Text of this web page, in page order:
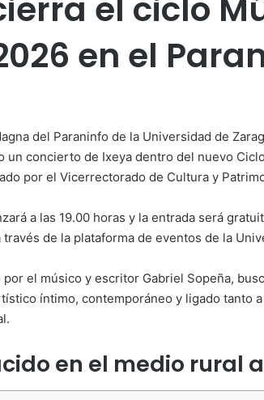
el ciclo
en el
del Paraninfo de la Universidad de
un concierto de Ixeya dentro del nuevo
por el Vicerrectorado de Cultura y
a las 19.00 horas y la entrada será
de la plataforma de eventos de la
por el músico y escritor Gabriel Sopeña,
íntimo, contemporáneo y ligado tanto
en el medio rural